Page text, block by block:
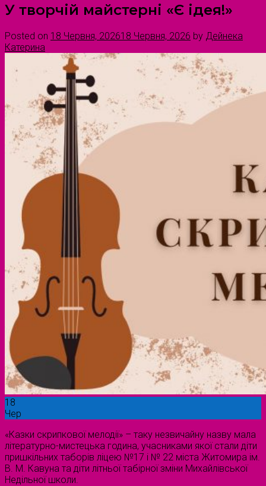
У творчій майстерні «Є ідея!»
Posted on 18 Червня, 202618 Червня, 2026 by Дейнека
Катерина
18
Чер
«Казки скрипкової мелодії» – таку незвичайну назву мала
літературно-мистецька година, учасниками якої стали діти
пришкільних таборів ліцею №17 і № 22 міста Житомира ім.
В. М. Кавуна та діти літньої табірної зміни Михайлівської
Недільної школи.